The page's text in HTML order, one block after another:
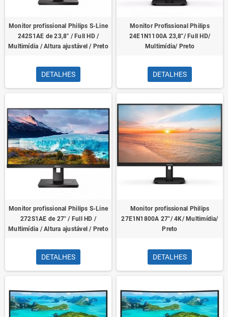
Monitor profissional Philips S-Line
242S1AE de 23,8" / Full HD /
Multimídia / Altura ajustável / Preto
DETALHES
Monitor Profissional Philips
24E1N1100A 23,8"/ Full HD/
Multimídia/ Preto
DETALHES
Monitor profissional Philips S-Line
272S1AE de 27" / Full HD /
Multimídia / Altura ajustável / Preto
DETALHES
Monitor profissional Philips
27E1N1800A 27"/ 4K/ Multimídia/
Preto
DETALHES